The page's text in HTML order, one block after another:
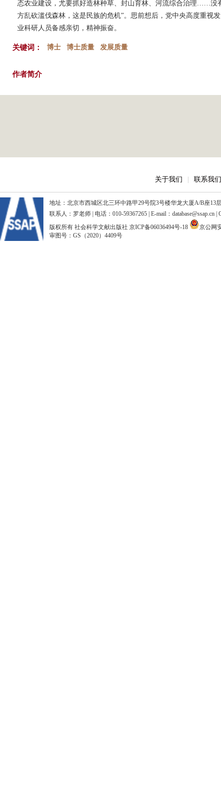
态农业建设，尤要抓好造林种草、封山育林、河流综合治理……没
方乱砍滥伐森林，这是民族的危机”。思前想后，党中央高度重视
业科研人员备感亲切，精神振奋。
关键词： 博士 博士质量 发展质量
作者简介
关于我们 联系我们
地址：北京市西城区北三环中路甲29号院3号楼华龙大厦A/B座13
联系人：罗老师 | 电话：010-59367265 | E-mail：database@ssap.cn
版权所有 社会科学文献出版社 京ICP备06036494号-18
京公网
审图号：GS（2020）4409号